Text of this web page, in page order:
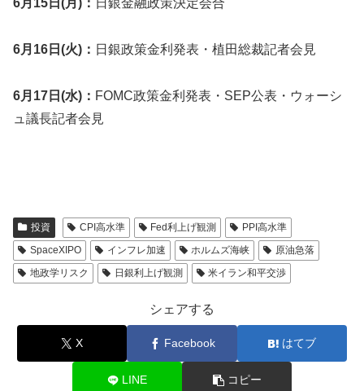
6月15 日(月)： 日銀金融政策決定会合
6月16 日(火)： 日銀政策金利発表・植田総裁記者会見
6月17 日(水)： FOMC政策金利発表・SEP公表・ウォーシ
ュ議長記者会見
投資 CPI高水準 Fed利上げ観測
PPI高水準
SpaceXIPO
インフレ加速 ホルムズ海峡
原油急落
地政学リスク
日銀利上げ観測 米イラン和平交渉
シェアする
X Facebook はてブ
LINE コピー